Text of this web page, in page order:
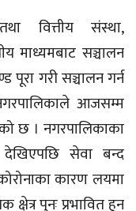
वित्तीय संस्था,
माध्यमबाट सञ्चालन
गरी सञ्चालन गर्न
आजसम्म
छ । नगरपालिकाका
देखिएपछि सेवा बन्द
कारण लयमा
क्षेत्र पुनः प्रभावित हुन